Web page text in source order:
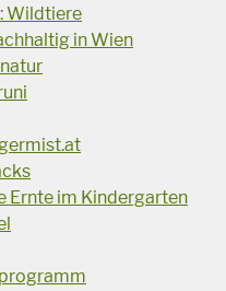
Wildtiere
in Wien
Ernte im Kindergarten